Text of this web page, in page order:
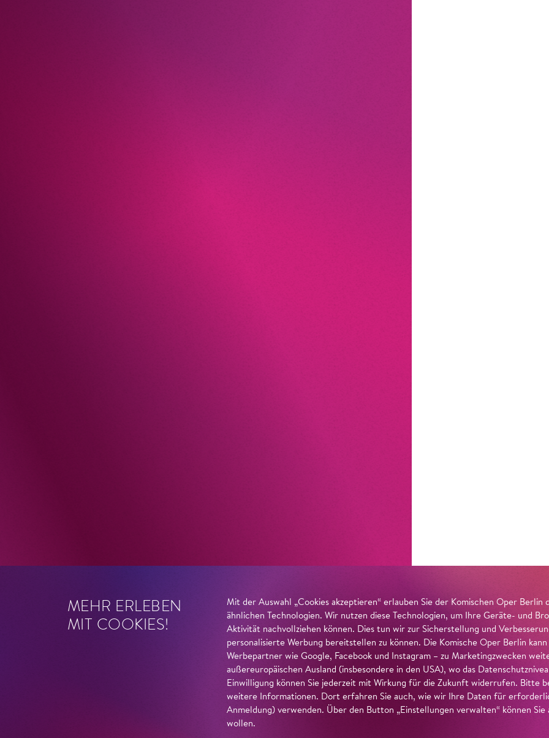
MEHR ERLEBEN
MIT COOKIES!
Mit der Auswahl „Cookies akzeptieren“ erlauben Sie der Komischen Oper Berlin
ähnlichen Technologien. Wir nutzen diese Technologien, um Ihre Geräte- und
Aktivität nachvollziehen können. Dies tun wir zur Sicherstellung und
personalisierte Werbung bereitstellen zu können. Die Komische Oper Berlin
Werbepartner wie Google, Facebook und Instagram – zu Marketingzwecken
außereuropäischen Ausland (insbesondere in den USA), wo das
Einwilligung können Sie jederzeit mit Wirkung für die Zukunft widerrufen. Bitte
weitere Informationen. Dort erfahren Sie auch, wie wir Ihre Daten für
Anmeldung) verwenden. Über den Button „Einstellungen verwalten“ können Sie
wollen.